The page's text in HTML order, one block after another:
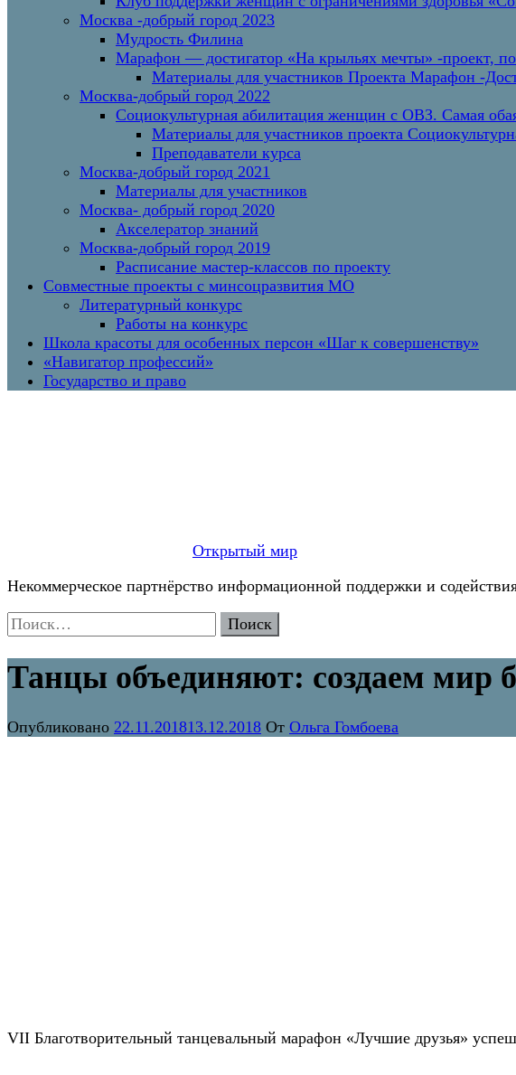
Москва -добрый город 2023
Мудрость Филина
Марафон — достигатор «На крыльях мечты» -проект,
Материалы для участников Проекта Марафон -
Москва-добрый город 2022
Социокультурная абилитация женщин с ОВЗ. Самая
Материалы для участников проекта
Преподаватели курса
Москва-добрый город 2021
Материалы для участников
Москва- добрый город 2020
Акселератор знаний
Москва-добрый город 2019
Расписание мастер-классов по проекту
Совместные проекты с минсоцразвития МО
Литературный конкурс
Работы на конкурс
Школа красоты для особенных персон «Шаг к совершенству»
«Навигатор профессий»
Государство и право
Открытый мир
Некоммерческое партнёрство информационной поддержки и
Найти:
Танцы объединяют: создаем мир
Опубликовано 22.11.201813.12.2018 От Ольга Гомбоева
VII Благотворительный танцевальный марафон «Лучшие друзья»